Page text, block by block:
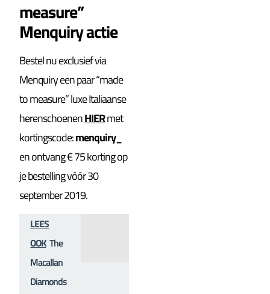
measure”
Menquiry actie
Bestel nu exclusief via
Menquiry een paar “made
to measure” luxe Italiaanse
herenschoenenHIERmet
kortingscode:menquiry_
en ontvang € 75 korting op
je bestelling vóór 30
september 2019.
LEES
OOK The
Macallan
Diamonds